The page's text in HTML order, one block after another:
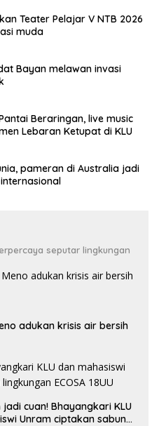
Teater Pelajar V NTB 2026
muda
Bayan melawan invasi
Beraringan, live music
Lebaran Ketupat di KLU
pameran di Australia jadi
seputar lingkungan
adukan krisis air bersih
cuan! Bhayangkari KLU
Unram ciptakan sabun